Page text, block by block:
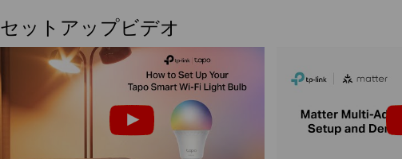
セットアップビデオ